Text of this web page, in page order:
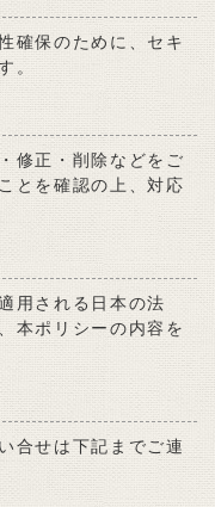
確保のために、セキ
。
修正・削除などをご
とを確認の上、対応
用される日本の法
本ポリシーの内容を
合せは下記までご連